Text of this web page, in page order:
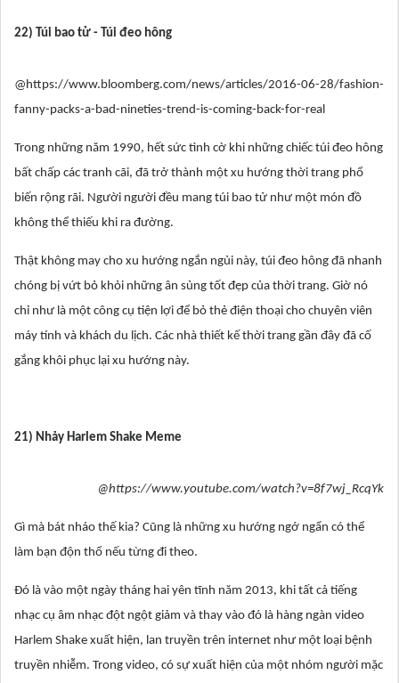
22) Túi bao tử - Túi đeo hông
@https://www.bloomberg.com/news/articles/2016-06-28/fashion-
fanny-packs-a-bad-nineties-trend-is-coming-back-for-real
Trong những năm 1990, hết sức tình cờ khi những chiếc túi đeo hông
bất chấp các tranh cãi, đã trở thành một xu hướng thời trang phổ
biến rộng rãi. Người người đều mang túi bao tử như một món đồ
không thể thiếu khi ra đường.
Thật không may cho xu hướng ngắn ngủi này, túi đeo hông đã nhanh
chóng bị vứt bỏ khỏi những ân sủng tốt đẹp của thời trang. Giờ nó
chỉ như là một công cụ tiện lợi để bỏ thẻ điện thoại cho chuyên viên
máy tính và khách du lịch. Các nhà thiết kế thời trang gần đây đã cố
gắng khôi phục lại xu hướng này.
21) Nhảy Harlem Shake Meme
@https://www.youtube.com/watch?v=8f7wj_RcqYk
Gì mà bát nháo thế kia? Cũng là những xu hướng ngớ ngẩn có thể
làm bạn độn thổ nếu từng đi theo.
Đó là vào một ngày tháng hai yên tĩnh năm 2013, khi tất cả tiếng
nhạc cụ âm nhạc đột ngột giảm và thay vào đó là hàng ngàn video
Harlem Shake xuất hiện, lan truyền trên internet như một loại bệnh
truyền nhiễm. Trong video, có sự xuất hiện của một nhóm người mặc